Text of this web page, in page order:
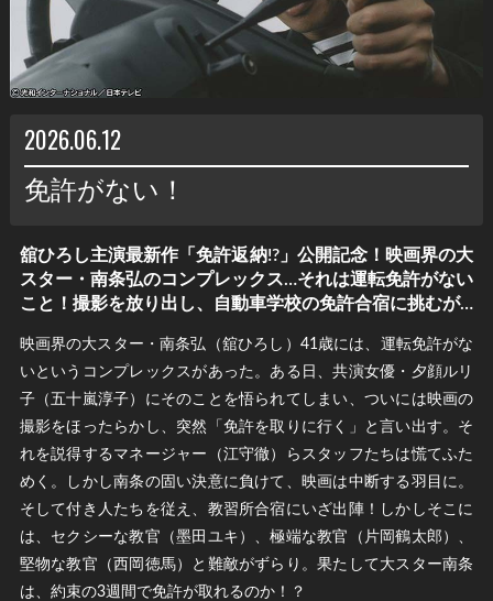
2026.06.12
免許がない！
舘ひろし主演最新作「免許返納!?」公開記念！映画界の大
スター・南条弘のコンプレックス…それは運転免許がない
こと！撮影を放り出し、自動車学校の免許合宿に挑むが…
映画界の大スター・南条弘（舘ひろし）41歳には、運転免許がな
いというコンプレックスがあった。ある日、共演女優・夕顔ルリ
子（五十嵐淳子）にそのことを悟られてしまい、ついには映画の
撮影をほったらかし、突然「免許を取りに行く」と言い出す。そ
れを説得するマネージャー（江守徹）らスタッフたちは慌てふた
めく。しかし南条の固い決意に負けて、映画は中断する羽目に。
そして付き人たちを従え、教習所合宿にいざ出陣！しかしそこに
は、セクシーな教官（墨田ユキ）、極端な教官（片岡鶴太郎）、
堅物な教官（西岡徳馬）と難敵がずらり。果たして大スター南条
は、約束の3週間で免許が取れるのか！？